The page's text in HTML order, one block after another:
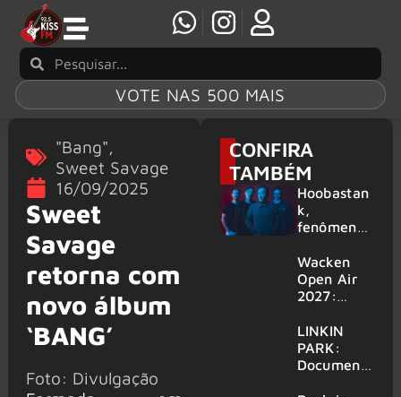
VOTE NAS 500 MAIS
"Bang",
Sweet Savage
16/09/2025
Sweet
Savage
retorna com
novo álbum
‘BANG’
Foto: Divulgação
CONFIRA
TAMBÉM
Hoobastan
k,
fenômeno
rock anos
2000,
volta ao
6 shows
Wacken
Open Air
2027:
amplia
line-up e
já
LINKIN
PARK:
Document